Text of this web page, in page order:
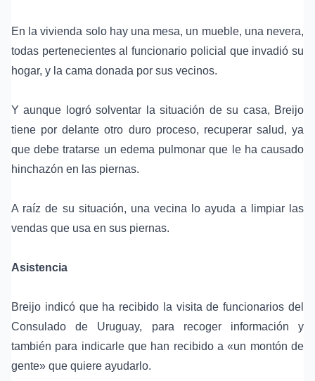
En la vivienda solo hay una mesa, un mueble, una nevera,
todas pertenecientes al funcionario policial que invadió su
hogar, y la cama donada por sus vecinos.
Y aunque logró solventar la situación de su casa, Breijo
tiene por delante otro duro proceso, recuperar salud, ya
que debe tratarse un edema pulmonar que le ha causado
hinchazón en las piernas.
A raíz de su situación, una vecina lo ayuda a limpiar las
vendas que usa en sus piernas.
Asistencia
Breijo indicó que ha recibido la visita de funcionarios del
Consulado de Uruguay, para recoger información y
también para indicarle que han recibido a «un montón de
gente» que quiere ayudarlo.